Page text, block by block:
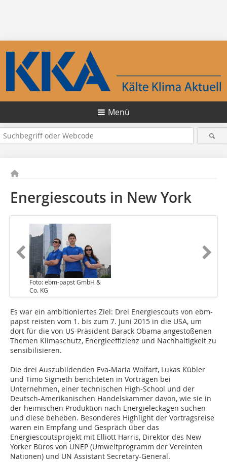
Menü
Energiescouts in New York
Foto: ebm-papst GmbH &
Co. KG
Es war ein ambitioniertes Ziel: Drei Energiescouts von ebm-
papst reisten vom 1. bis zum 7. Juni 2015 in die USA, um
dort für die von US-Präsident Barack Obama angestoßenen
Themen Klimaschutz, Energieeffizienz und Nachhaltigkeit zu
sensibilisieren.
Die drei Auszubildenden Eva-Maria Wolfart, Lukas Kübler
und Timo Sigmeth berichteten in Vorträgen bei
Unternehmen, einer technischen High-School und der
Deutsch-Amerikanischen Handelskammer davon, wie sie in
der heimischen Produktion nach Energieleckagen suchen
und diese beheben. Besonderes Highlight der Vortragsreise
waren ein Empfang und Gespräch über das
Energiescoutsprojekt mit Elliott Harris, Direktor des New
Yorker Büros von UNEP (Umweltprogramm der Vereinten
Nationen) und UN Assistant Secretary-General.